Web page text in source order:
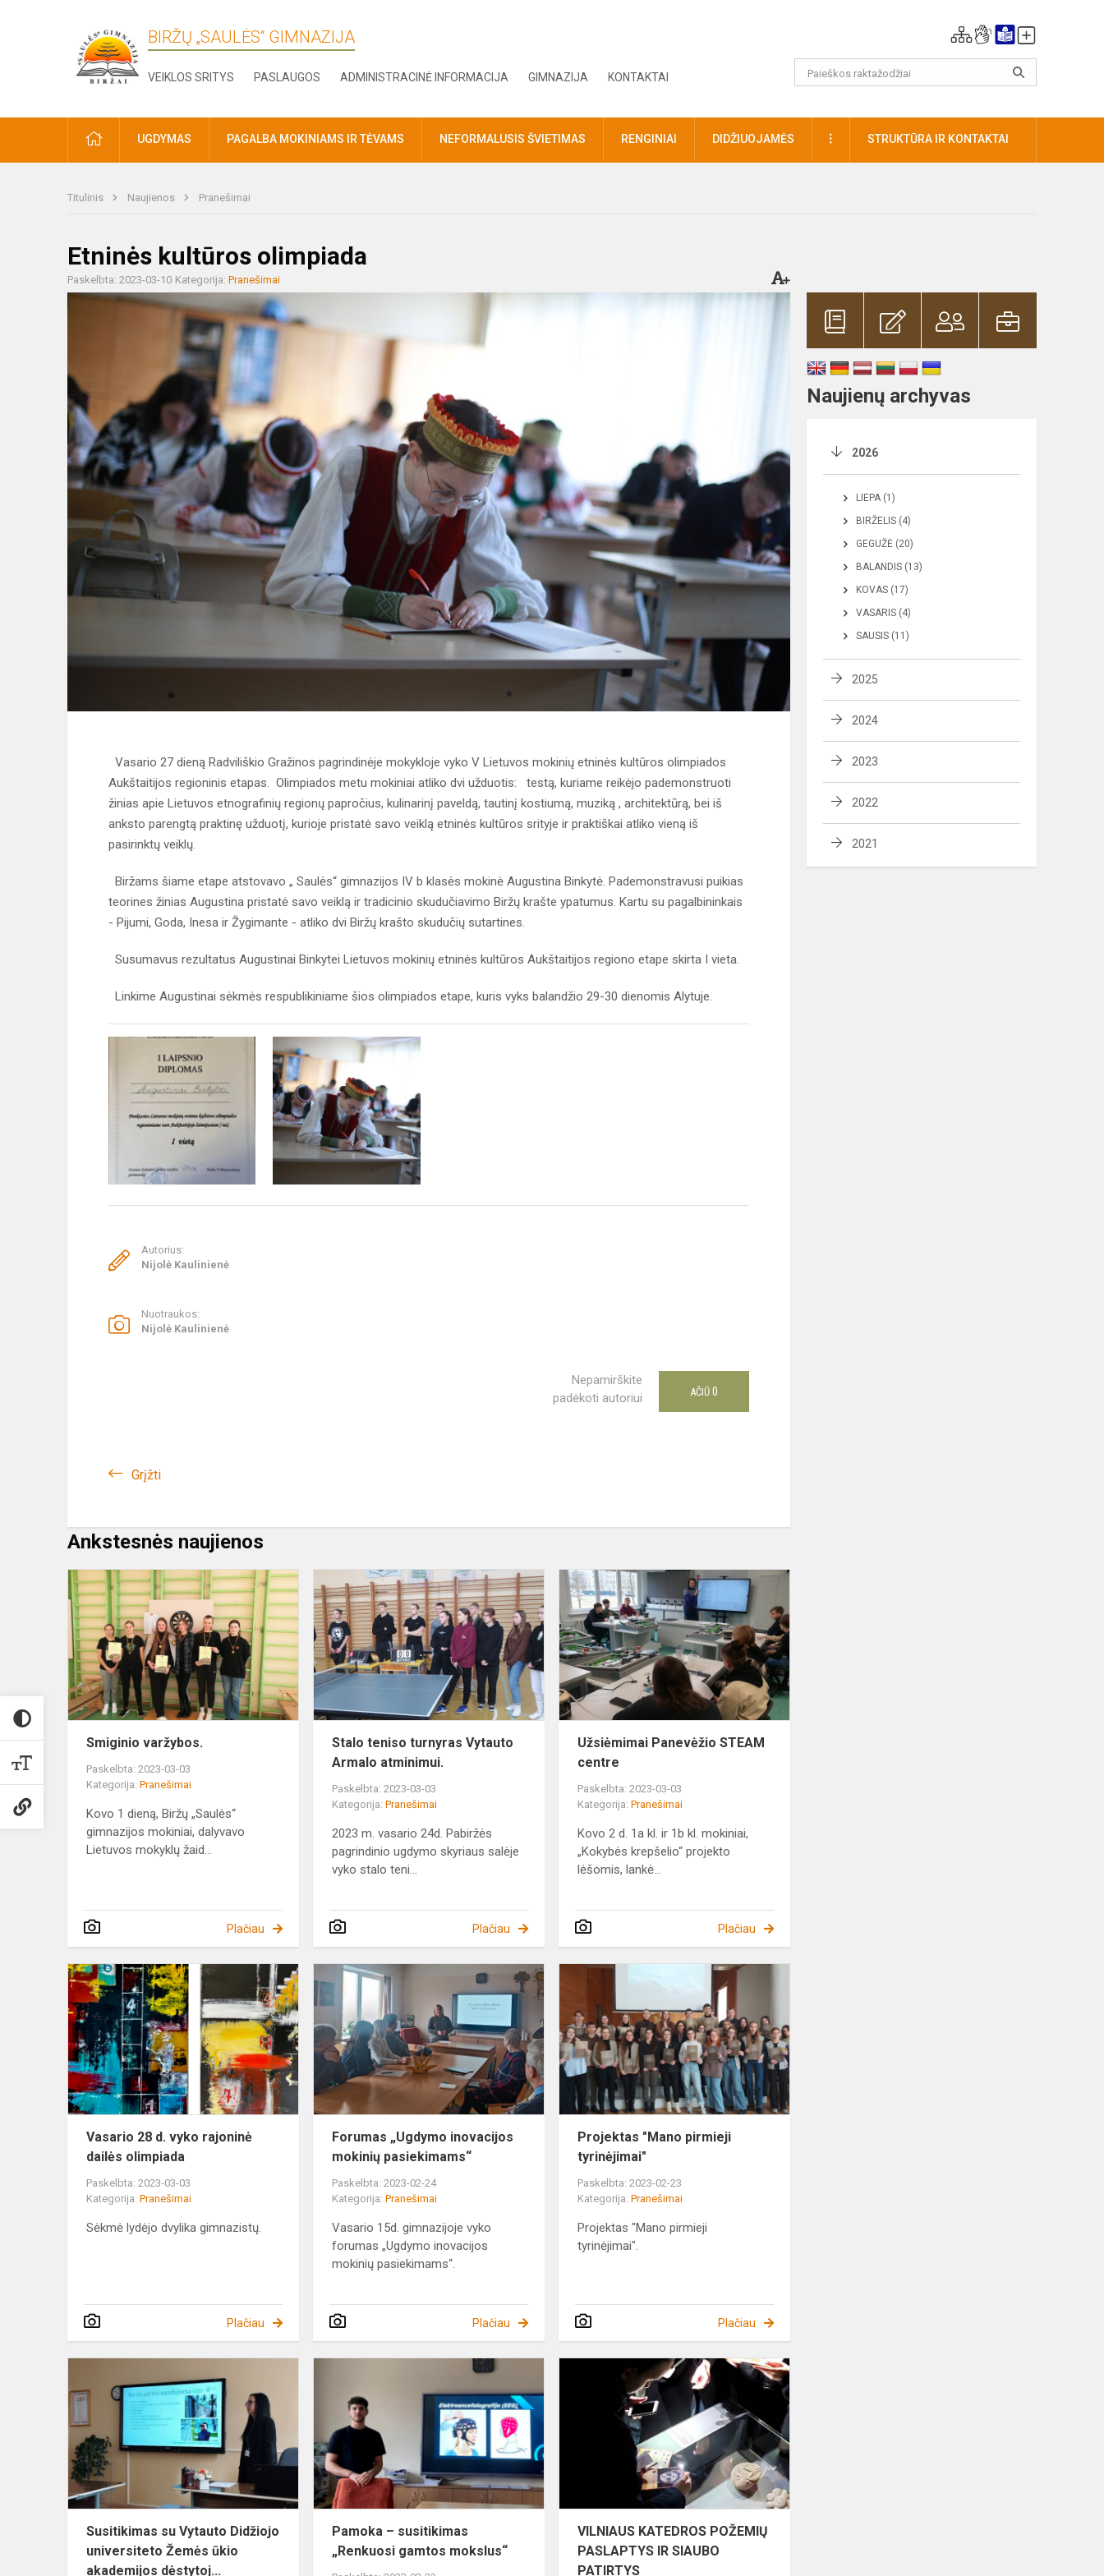
BIRŽŲ „SAULĖS“ GIMNAZIJA
VEIKLOS SRITYS PASLAUGOS ADMINISTRACINĖ INFORMACIJA GIMNAZIJA KONTAKTAI
PRADŽIAUGDYMAS PAGALBA MOKINIAMS IR TĖVAMS NEFORMALUSIS ŠVIETIMAS RENGINIAI DIDŽIUOJAMĖS DAUGIAUSTRUKTŪRA IR KONTAKTAI
Titulinis Naujienos Pranešimai
Etninės kultūros olimpiada
Paskelbta: 2023-03-10 Kategorija: Pranešimai
Vasario 27 dieną Radviliškio Gražinos pagrindinėje mokykloje vyko V Lietuvos mokinių etninės kultūros olimpiados
Aukštaitijos regioninis etapas. Olimpiados metu mokiniai atliko dvi užduotis: testą, kuriame reikėjo pademonstruoti
žinias apie Lietuvos etnografinių regionų papročius, kulinarinį paveldą, tautinį kostiumą, muziką , architektūrą, bei iš
anksto parengtą praktinę užduotį, kurioje pristatė savo veiklą etninės kultūros srityje ir praktiškai atliko vieną iš
pasirinktų veiklų.
Biržams šiame etape atstovavo „ Saulės“ gimnazijos IV b klasės mokinė Augustina Binkytė. Pademonstravusi puikias
teorines žinias Augustina pristatė savo veiklą ir tradicinio skudučiavimo Biržų krašte ypatumus. Kartu su pagalbininkais
- Pijumi, Goda, Inesa ir Žygimante - atliko dvi Biržų krašto skudučių sutartines.
Susumavus rezultatus Augustinai Binkytei Lietuvos mokinių etninės kultūros Aukštaitijos regiono etape skirta I vieta.
Linkime Augustinai sėkmės respublikiniame šios olimpiados etape, kuris vyks balandžio 29-30 dienomis Alytuje.
Autorius:
Nijolė Kaulinienė
Nuotraukos:
Nijolė Kaulinienė
Nepamirškite
padėkoti autoriui
AČIŪ 0
Grįžti
Ankstesnės naujienos
Smiginio
varžybos.
Smiginio varžybos.
Paskelbta: 2023-03-03
Kategorija: Pranešimai
Kovo 1 dieną, Biržų „Saulės“
gimnazijos mokiniai, dalyvavo
Lietuvos mokyklų žaid...
Plačiau
Stalo
teniso
turnyras
Vytauto
Armalo
atminimui.
Stalo teniso turnyras Vytauto
Armalo atminimui.
Paskelbta: 2023-03-03
Kategorija:Pranešimai
2023 m. vasario 24d. Pabiržės
pagrindinio ugdymo skyriaus salėje
vyko stalo teni...
Plačiau
Užsiėmimai
STEAM
centre
Užsiėmimai Panevėžio STEAM
centre
Paskelbta: 2023-03-03
Kategorija:Pranešimai
Kovo 2 d. 1a kl. ir 1b kl. mokiniai,
„Kokybės krepšelio“ projekto
lėšomis, lankė...
Plačiau
Vasario
28
d.
vyko
rajoninė
olimpiada
Vasario 28 d. vyko rajoninė
dailės olimpiada
Paskelbta: 2023-03-03
Kategorija: Pranešimai
Sėkmė lydėjo dvylika gimnazistų.
Plačiau
Forumas
„Ugdymo
inovacijos
mokinių
pasiekimams“
Forumas „Ugdymo inovacijos
mokinių pasiekimams“
Paskelbta: 2023-02-24
Kategorija:Pranešimai
Vasario 15d. gimnazijoje vyko
forumas „Ugdymo inovacijos
mokinių pasiekimams“.
Plačiau
tyrinėjimai"
Projektas "Mano pirmieji
tyrinėjimai"
Paskelbta: 2023-02-23
Kategorija:Pranešimai
Projektas "Mano pirmieji
tyrinėjimai".
Plačiau
Didžiojo
universiteto
Žemės
ūkio
aka...
Susitikimas su Vytauto Didžiojo
universiteto Žemės ūkio
akademijos dėstytoj...
susitikimas
„Renkuosi
gamtos
mokslus“
Pamoka – susitikimas
„Renkuosi gamtos mokslus“
VILNIAUS
KATEDROS
POŽEMIŲ
IR
SIAUBO
PATIRTYS
VILNIAUS KATEDROS POŽEMIŲ
PASLAPTYS IR SIAUBO
PATIRTYS
Naujienų archyvas
2026
LIEPA (1)
BIRŽELIS (4)
GEGUŽĖ (20)
BALANDIS (13)
KOVAS (17)
VASARIS (4)
SAUSIS (11)
2025
2024
2023
2022
2021